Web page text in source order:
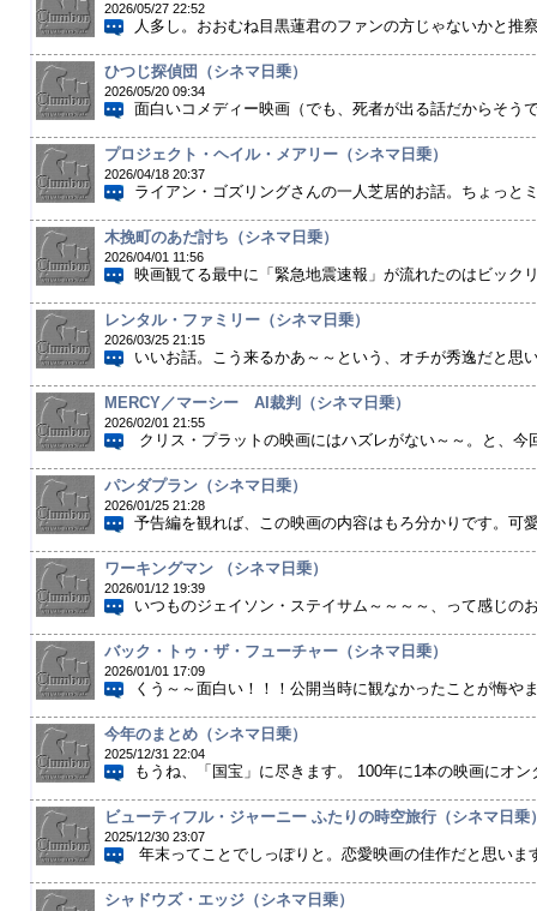
2026/05/27 22:52
人多し。おおむね目黒蓮君のファンの方じゃないかと推
ひつじ探偵団（シネマ日乗）
2026/05/20 09:34
面白いコメディー映画（でも、死者が出る話だからそう
プロジェクト・ヘイル・メアリー（シネマ日乗）
2026/04/18 20:37
ライアン・ゴズリングさんの一人芝居的お話。ちょっと
木挽町のあだ討ち（シネマ日乗）
2026/04/01 11:56
映画観てる最中に「緊急地震速報」が流れたのはビック
レンタル・ファミリー（シネマ日乗）
2026/03/25 21:15
いいお話。こう来るかあ～～という、オチが秀逸だと思
MERCY／マーシー AI裁判（シネマ日乗）
2026/02/01 21:55
クリス・プラットの映画にはハズレがない～～。と、今
パンダプラン（シネマ日乗）
2026/01/25 21:28
予告編を観れば、この映画の内容はもろ分かりです。可
ワーキングマン （シネマ日乗）
2026/01/12 19:39
いつものジェイソン・ステイサム～～～～、って感じの
バック・トゥ・ザ・フューチャー（シネマ日乗）
2026/01/01 17:09
くう～～面白い！！！公開当時に観なかったことが悔や
今年のまとめ（シネマ日乗）
2025/12/31 22:04
もうね、「国宝」に尽きます。 100年に1本の映画にオ
ビューティフル・ジャーニー ふたりの時空旅行（シネマ日乗
2025/12/30 23:07
年末ってことでしっぽりと。恋愛映画の佳作だと思いま
シャドウズ・エッジ（シネマ日乗）